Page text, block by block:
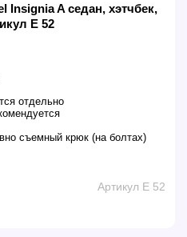
A седан, хэтчбек,
E 52
отдельно
съемный крюк (на болтах)
Артикул E 52